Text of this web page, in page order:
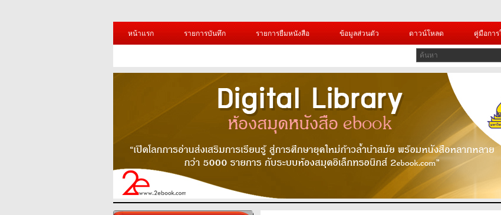
หน้าแรก
รายการบันทึก รายการยืมหนังสือ ข้อมูลส่วนตัว ดาวน์โหลด คู่มือการ